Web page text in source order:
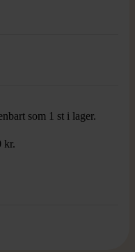
som 1 st i lager.
kr.